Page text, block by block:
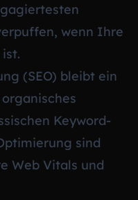
wenn Ihre
(SEO) bleibt ein
Keyword-
sind
Web Vitals und